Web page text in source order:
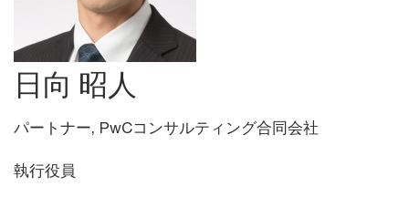
日向 昭人
パートナー, PwCコンサルティング合同会社
執行役員